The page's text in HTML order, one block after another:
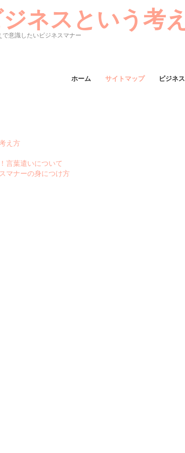
ネスという考
意識したいビジネスマナー
ホーム サイトマップ ビジネ
え方
言葉遣いについて
マナーの身につけ方